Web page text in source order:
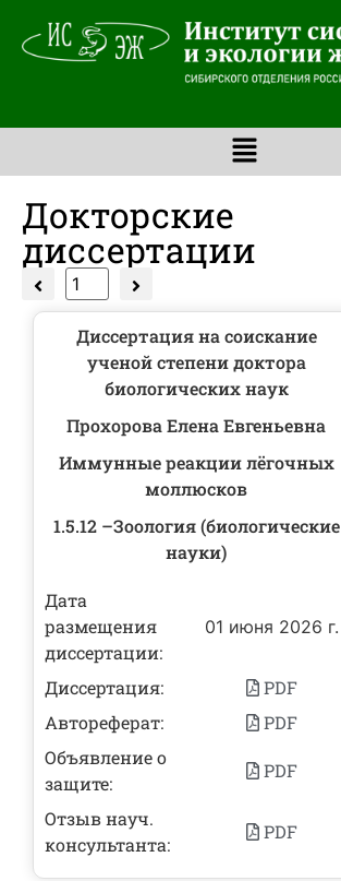
Докторские
диссертации
Диссертация на соискание
ученой степени доктора
биологических наук
Прохорова Елена Евгеньевна
Иммунные реакции лёгочных
моллюсков
1.5.12 –Зоология (биологические
науки)
Дата
размещения
диссертации:
01 июня 2026 г.
Диссертация:
PDF
Автореферат:
PDF
Объявление о
защите:
PDF
Отзыв науч.
консультанта:
PDF